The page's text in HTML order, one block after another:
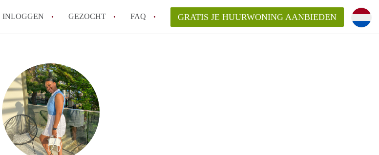
INLOGGEN GEZOCHT FAQ
How to translate HuurwoningenRotterdam!
Wat is HuurwoningenRotterdam?
Hoeveel kost het om te reageren op een Huurwoning in Rotterdam?
Wat is de privacyverklaring van HuurwoningenRotterdam?
Berekent HuurwoningenRotterdam
makelaarsvergoeding/bemiddelingsvergoeding?
Alle veelgestelde vragen
GRATIS JE HUURWONING AANBIEDEN